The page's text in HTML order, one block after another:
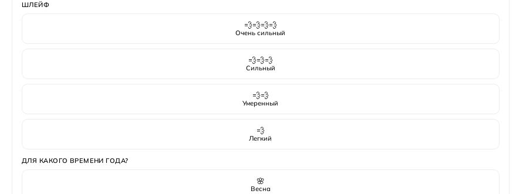
ШЛЕЙФ
💨💨💨💨
Очень сильный
💨💨💨
Сильный
💨💨
Умеренный
💨
Легкий
ДЛЯ КАКОГО ВРЕМЕНИ ГОДА?
🌸
Весна